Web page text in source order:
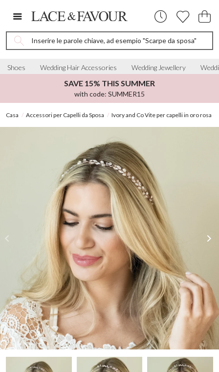
Inserire le parole chiave, ad esempio "Scarpe da sposa"
Shoes Wedding Hair Accessories Wedding Jewellery
SAVE 15% THIS SUMMER
with code: SUMMER15
Casa Accessori per Capelli da Sposa Ivory and Co Vite per capelli in oro rosa